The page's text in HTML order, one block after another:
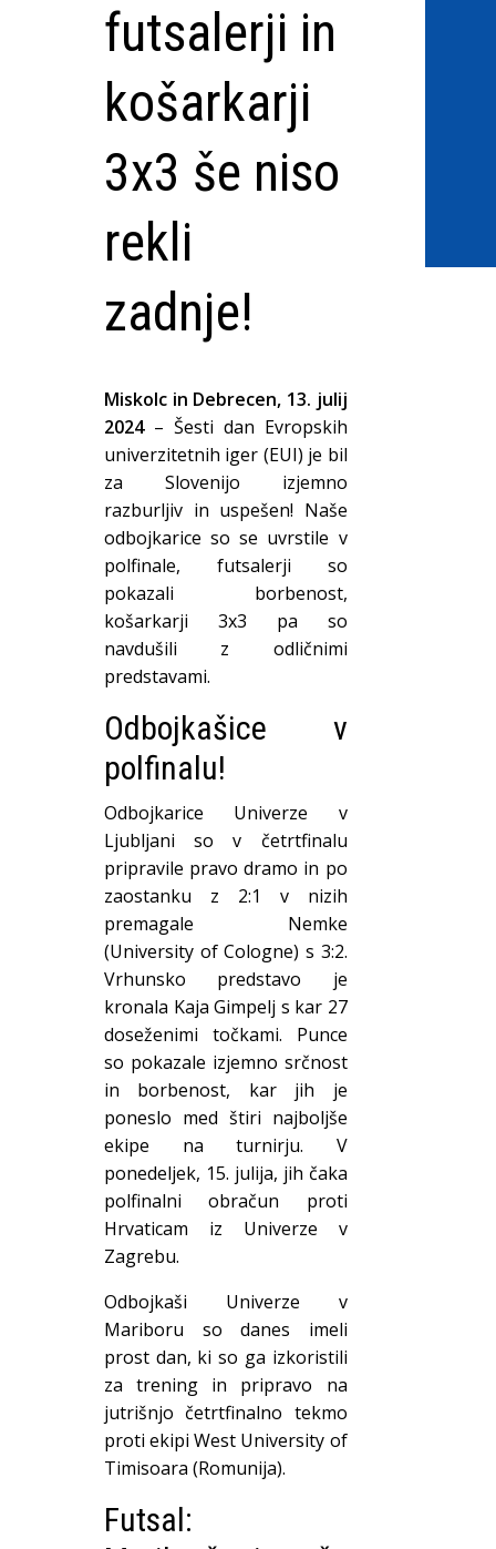
futsalerji in
košarkarji
3x3 še niso
rekli
zadnje!
Miskolc in Debrecen, 13. julij
2024– Šesti dan Evropskih
univerzitetnih iger (EUI) je bil
za Slovenijo izjemno
razburljiv in uspešen! Naše
odbojkarice so se uvrstile v
polfinale, futsalerji so
pokazali borbenost,
košarkarji 3x3 pa so
navdušili z odličnimi
predstavami.
Odbojkašice v
polfinalu!
Odbojkarice Univerze v
Ljubljani so v četrtfinalu
pripravile pravo dramo in po
zaostanku z 2:1 v nizih
premagale Nemke
(University of Cologne) s 3:2.
Vrhunsko predstavo je
kronala Kaja Gimpelj s kar 27
doseženimi točkami. Punce
so pokazale izjemno srčnost
in borbenost, kar jih je
poneslo med štiri najboljše
ekipe na turnirju. V
ponedeljek, 15. julija, jih čaka
polfinalni obračun proti
Hrvaticam iz Univerze v
Zagrebu.
Odbojkaši Univerze v
Mariboru so danes imeli
prost dan, ki so ga izkoristili
za trening in pripravo na
jutrišnjo četrtfinalno tekmo
proti ekipi West University of
Timisoara (Romunija).
Futsal: